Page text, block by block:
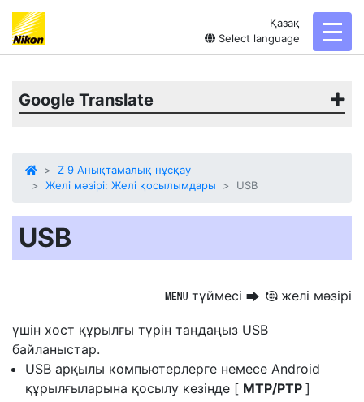
Қазақ
Select language
Google Translate
Z 9 Анықтамалық нұсқау
Желі мәзірі: Желі қосылымдары
USB
USB
G түймесі U F желі мәзірі
үшін хост құрылғы түрін таңдаңыз USB
байланыстар.
USB арқылы компьютерлерге немесе Android
құрылғыларына қосылу кезінде [ MTP/PTP ]